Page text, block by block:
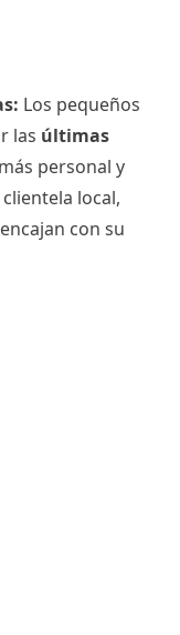
Los pequeños
las últimas
personal y
local,
con su